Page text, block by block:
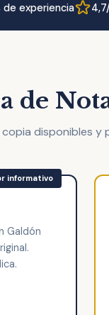
de experiencia
de
disponibles y
Galdón